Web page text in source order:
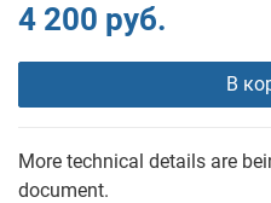
4 200 руб.
В
More technical details are
document.